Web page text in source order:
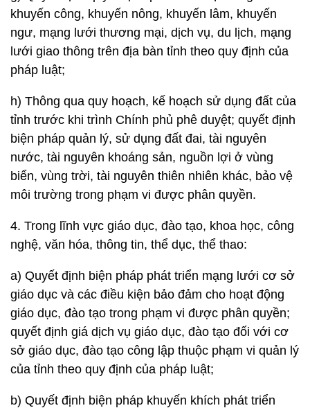
khuyến công, khuyến nông, khuyến lâm, khuyến
ngư, mạng lưới thương mại, dịch vụ, du lịch, mạng
lưới giao thông trên địa bàn tỉnh theo quy định của
pháp luật;
h) Thông qua quy hoạch, kế hoạch sử dụng đất của
tỉnh trước khi trình Chính phủ phê duyệt; quyết định
biện pháp quản lý, sử dụng đất đai, tài nguyên
nước, tài nguyên khoáng sản, nguồn lợi ở vùng
biển, vùng trời, tài nguyên thiên nhiên khác, bảo vệ
môi trường trong phạm vi được phân quyền.
4. Trong lĩnh vực giáo dục, đào tạo, khoa học, công
nghệ, văn hóa, thông tin, thể dục, thể thao:
a) Quyết định biện pháp phát triển mạng lưới cơ sở
giáo dục và các điều kiện bảo đảm cho hoạt động
giáo dục, đào tạo trong phạm vi được phân quyền;
quyết định giá dịch vụ giáo dục, đào tạo đối với cơ
sở giáo dục, đào tạo công lập thuộc phạm vi quản lý
của tỉnh theo quy định của pháp luật;
b) Quyết định biện pháp khuyến khích phát triển